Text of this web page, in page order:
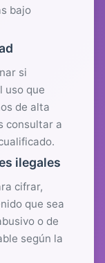
bajo
si
uso que
de alta
consultar a
ilegales
cifrar,
que sea
o de
según la